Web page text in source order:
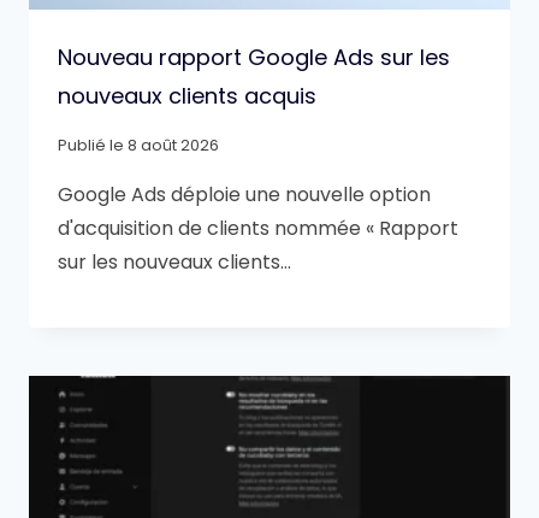
Nouveau rapport Google Ads sur les
nouveaux clients acquis
Publié le 8 août 2026
Google Ads déploie une nouvelle option
d'acquisition de clients nommée « Rapport
sur les nouveaux clients…